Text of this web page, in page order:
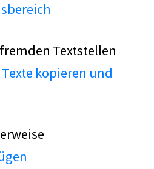
Textstellen
kopieren und